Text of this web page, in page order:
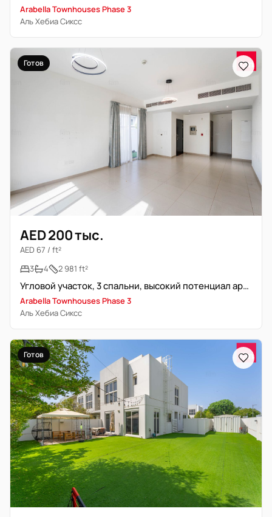
Arabella Townhouses Phase 3
Аль Хебиа Сиксс
Готов
AED 200 тыс.
AED 67 / ft²
3
4 2 981 ft²
Угловой участок, 3 спальни, высокий потенциал аренды
Arabella Townhouses Phase 3
Аль Хебиа Сиксс
Готов